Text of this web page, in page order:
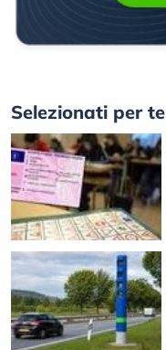
Selezionati per te